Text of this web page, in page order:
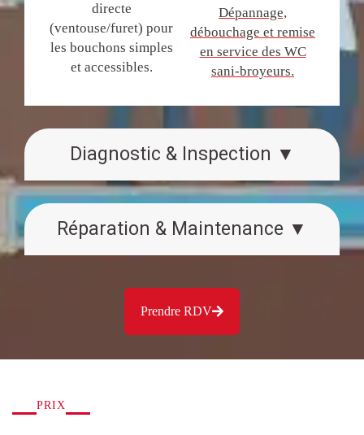
Diagnostic & Inspection ▼
Réparation & Maintenance ▼
directe
(ventouse/furet) pour
les bouchons simples
et accessibles.
Dépannage,
débouchage et remise
en service des WC
sani-broyeurs.
Prendre RDV
PRIX